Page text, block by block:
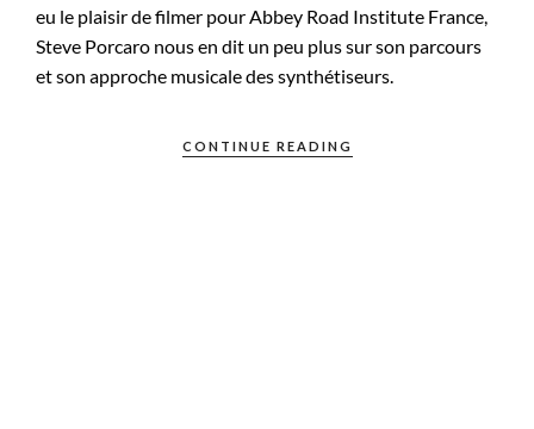
eu le plaisir de filmer pour Abbey Road Institute France,
Steve Porcaro nous en dit un peu plus sur son parcours
et son approche musicale des synthétiseurs.
CONTINUE READING